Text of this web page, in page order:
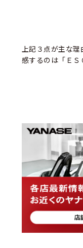
上記３点が主な
感するのは「ＥＳ